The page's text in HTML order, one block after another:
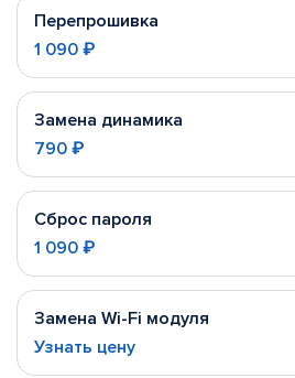
Перепрошивка
1 090 ₽
Замена динамика
790 ₽
Сброс пароля
1 090 ₽
Замена Wi-Fi модуля
Узнать цену